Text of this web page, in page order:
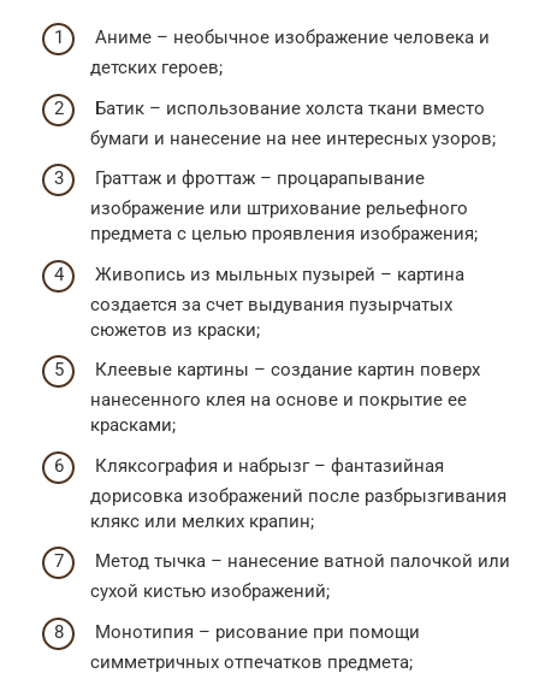
Аниме – необычное изображение человека и
детских героев;
Батик – использование холста ткани вместо
бумаги и нанесение на нее интересных узоров;
Граттаж и фроттаж – процарапывание
изображение или штрихование рельефного
предмета с целью проявления изображения;
Живопись из мыльных пузырей – картина
создается за счет выдувания пузырчатых
сюжетов из краски;
Клеевые картины – создание картин поверх
нанесенного клея на основе и покрытие ее
красками;
Кляксография и набрызг – фантазийная
дорисовка изображений после разбрызгивания
клякс или мелких крапин;
Метод тычка – нанесение ватной палочкой или
сухой кистью изображений;
Монотипия – рисование при помощи
симметричных отпечатков предмета;